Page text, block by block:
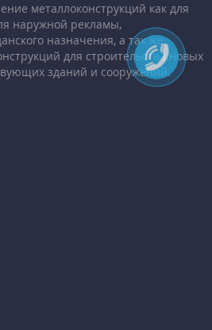
металлоконструкций как для
наружной рекламы,
назначения, а так же
для строительства новых
зданий и сооружений.